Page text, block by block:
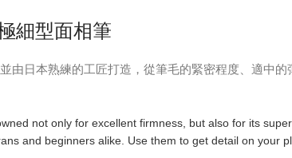
細型面相筆
由日本熟練的工匠打造，從筆毛的緊密程度、適中
not only for excellent firmness, but also for its
and beginners alike. Use them to get detail on your